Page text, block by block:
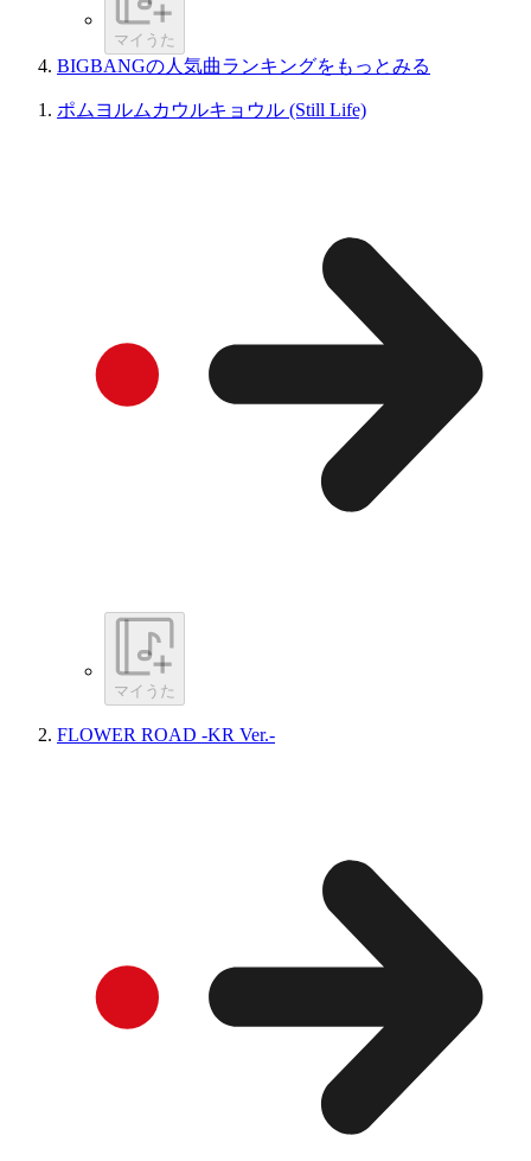
マイうた
BIGBANGの人気曲ランキングをもっとみる
ポムヨルムカウルキョウル (Still Life)
マイうた
FLOWER ROAD -KR Ver.-